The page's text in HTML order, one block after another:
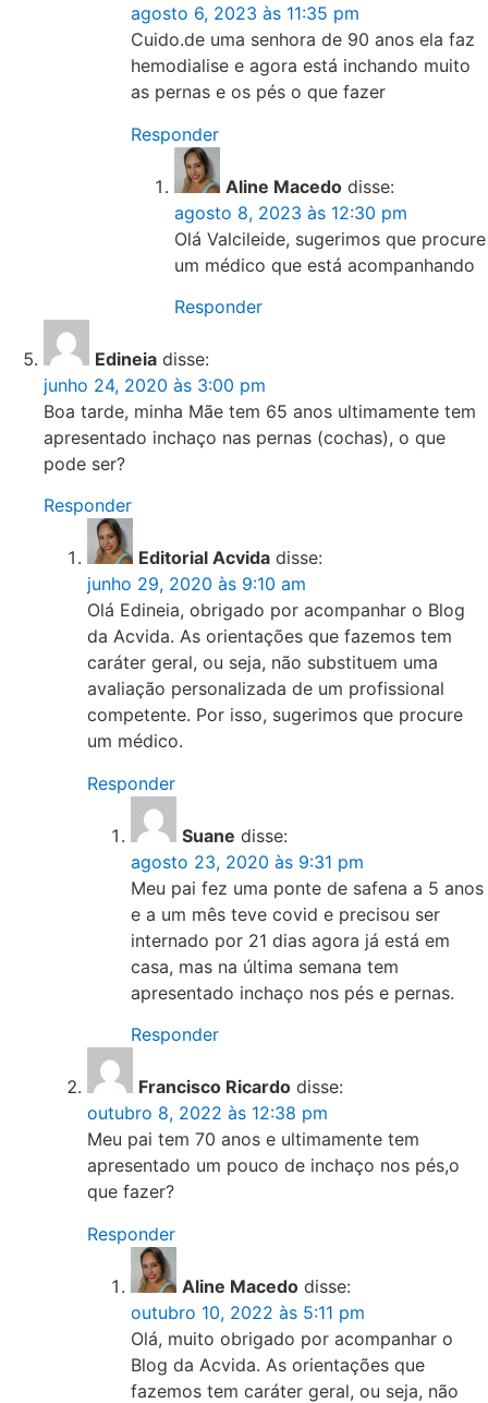
agosto 6, 2023 às 11:35 pm
Cuido.de uma senhora de 90 anos ela faz
hemodialise e agora está inchando muito
as pernas e os pés o que fazer
Responder
Aline Macedo disse:
agosto 8, 2023 às 12:30 pm
Olá Valcileide, sugerimos que procure
um médico que está acompanhando
Responder
Edineia disse:
junho 24, 2020 às 3:00 pm
Boa tarde, minha Mãe tem 65 anos ultimamente tem
apresentado inchaço nas pernas (cochas), o que
pode ser?
Responder
Editorial Acvida disse:
junho 29, 2020 às 9:10 am
Olá Edineia, obrigado por acompanhar o Blog
da Acvida. As orientações que fazemos tem
caráter geral, ou seja, não substituem uma
avaliação personalizada de um profissional
competente. Por isso, sugerimos que procure
um médico.
Responder
Suane disse:
agosto 23, 2020 às 9:31 pm
Meu pai fez uma ponte de safena a 5 anos
e a um mês teve covid e precisou ser
internado por 21 dias agora já está em
casa, mas na última semana tem
apresentado inchaço nos pés e pernas.
Responder
Francisco Ricardo disse:
outubro 8, 2022 às 12:38 pm
Meu pai tem 70 anos e ultimamente tem
apresentado um pouco de inchaço nos pés,o
que fazer?
Responder
Aline Macedo disse:
outubro 10, 2022 às 5:11 pm
Olá, muito obrigado por acompanhar o
Blog da Acvida. As orientações que
fazemos tem caráter geral, ou seja, não